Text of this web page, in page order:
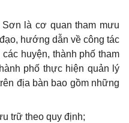
là cơ quan tham mưu
hướng dẫn về công tác
huyện, thành phố tham
phố thực hiện quản lý
địa bàn bao gồm những
trữ theo quy định;